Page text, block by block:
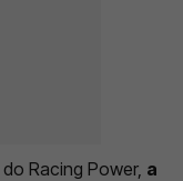
Racing Power, a